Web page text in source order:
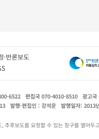
·반론보도
6522 편집국 070-4010-8510
광고
발행·편집인 : 강석운 발행일자: 2013
추후보도를 요청할 수 있는 창구를 열어두